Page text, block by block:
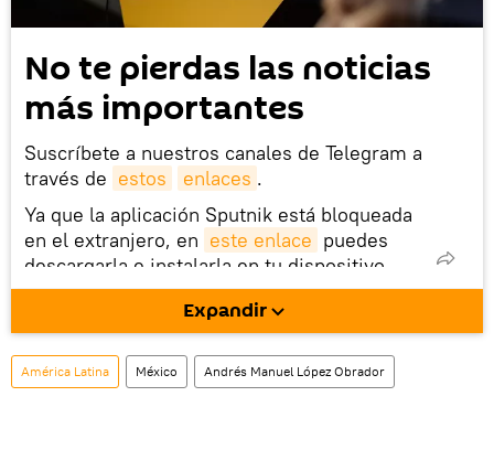
No te pierdas las noticias
más importantes
Suscríbete a nuestros canales de Telegram a
través de estos enlaces .
Ya que la aplicación Sputnik está bloqueada
en el extranjero, en este enlace puedes
descargarla e instalarla en tu dispositivo
móvil (¡solo para Android!).
También tenemos una cuenta en la red
social rusa VK .
Expandir
América Latina México Andrés Manuel López Obrador